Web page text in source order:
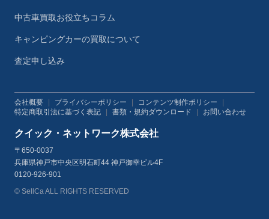
中古車買取お役立ちコラム
キャンピングカーの買取について
査定申し込み
会社概要 プライバシーポリシー コンテンツ制作ポリシー
特定商取引法に基づく表記
書類・規約ダウンロード お問い合わせ
クイック・ネットワーク株式会社
〒650-0037
兵庫県神戸市中央区明石町44 神戸御幸ビル4F
0120-926-901
© SellCa ALL RIGHTS RESERVED